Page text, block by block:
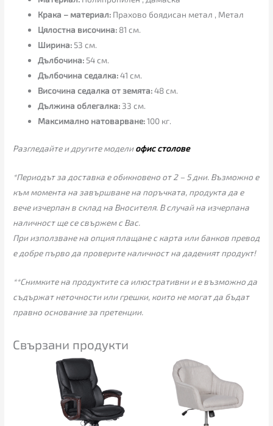
Крака – материал: Прахово боядисан метал , Метал
Цялостна височина: 81 см.
Ширина: 53 см.
Дълбочина: 54 см.
Дълбочина седалка:41 см.
Височина седалка от земята:48 см.
Дължина облегалка: 33 см.
Максимално натоварване:100 кг.
Разгледайте и другите моделиофис столове
*Периодът за доставка е обикновено от 2 – 5 дни. Възможно е
към момента на завършване на поръчката, продукта да е
вече изчерпан в склад на Вносителя. В случай на изчерпана
наличност ще се свържем с Вас.
При използване на опция плащане с карта или банков превод
е добре първо да проверите наличност на даденият продукт!
**Снимките на продуктите са илюстративни и е възможно да
съдържат неточности или грешки, които не могат да бъдат
правно основание за претенции.
Свързани продукти